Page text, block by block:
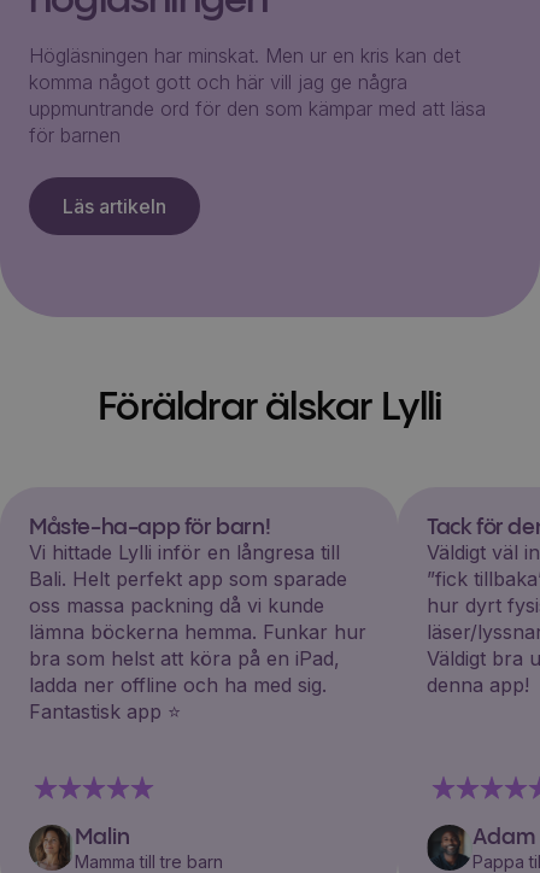
Högläsningen har minskat. Men ur en kris kan det
komma något gott och här vill jag ge några
uppmuntrande ord för den som kämpar med att läsa
för barnen
Läs artikeln
Föräldrar älskar Lylli
Måste-ha-app för barn!
Vi hittade Lylli inför en långresa till
Bali. Helt perfekt app som sparade
oss massa packning då vi kunde
lämna böckerna hemma. Funkar hur
bra som helst att köra på en iPad,
ladda ner offline och ha med sig.
Fantastisk app ⭐️
Malin
Mamma till tre barn
Tack för
Väldigt väl
”fick
hur dyrt
läser/
Väldigt bra
denna app!
Adam
Pappa